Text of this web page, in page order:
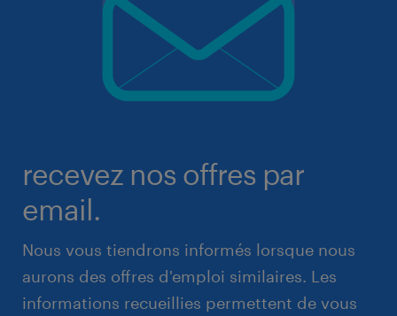
recevez nos offres par
email.
Nous vous tiendrons informés lorsque nous
aurons des offres d'emploi similaires. Les
informations recueillies permettent de vous